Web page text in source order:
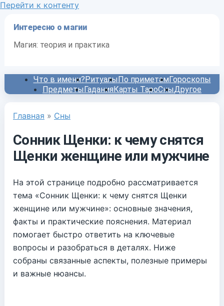
Перейти к контенту
Интересно о магии
Магия: теория и практика
Что в имени?РитуалыПо приметамГороскопы
ПредметыГаданияКарты ТароСныДругое
Главная » Сны
Сонник Щенки: к чему снятся
Щенки женщине или мужчине
На этой странице подробно рассматривается
тема «Сонник Щенки: к чему снятся Щенки
женщине или мужчине»: основные значения,
факты и практические пояснения. Материал
помогает быстро ответить на ключевые
вопросы и разобраться в деталях. Ниже
собраны связанные аспекты, полезные примеры
и важные нюансы.